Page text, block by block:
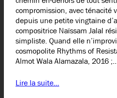
compromission, avec ténacité
depuis une petite vingtaine
compositrice Naïssam Jalal
simpliste. Quand elle
cosmopolite Rhythms of
Almot Wala Alamazala, 2016
Lire la suite…